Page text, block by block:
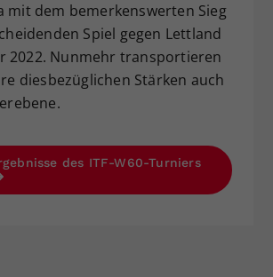
mit dem bemerkenswerten Sieg
Spiel gegen Lettland
2022. Nunmehr transportieren
diesbezüglichen Stärken auch
des ITF-W60-Turniers